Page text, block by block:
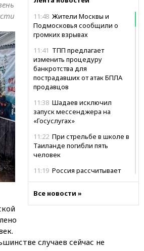
11:48 Жители Москвы и
Подмосковья сообщили о
громких взрывах
11:41 ТПП предлагает
изменить процедуру
банкротства для
пострадавших от атак БПЛА
продавцов
11:38 Шадаев исключил
запуск мессенджера на
«Госуслугах»
11:22 При стрельбе в школе в
Таиланде погибли пять
человек
11:19 Россия рассчитывает
Малайзией
10:59 Торговые центры и кафе
Все новости »
случаев сейчас не